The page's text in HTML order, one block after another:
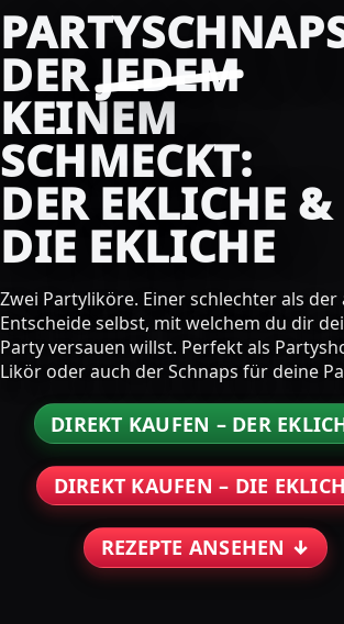
DERJEDEM
KEINEM
SCHMECKT:
DER EKLICHE &
DIE EKLICHE
Zwei Partyliköre. Einer schlechter als der
Entscheide selbst, mit welchem du dir
Party versauen willst. Perfekt als
Likör oder auch der Schnaps für deine
DIREKT KAUFEN – DER
DIREKT KAUFEN – DIE
REZEPTE ANSEHEN ↓